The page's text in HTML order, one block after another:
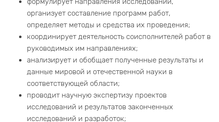
организует составление программ работ,
определяет методы и средства их проведения;
координирует деятельность соисполнителей работ в
руководимых им направлениях;
анализирует и обобщает полученные результаты и
данные мировой и отечественной науки в
соответствующей области;
проводит научную экспертизу проектов
исследований и результатов законченных
исследований и разработок;